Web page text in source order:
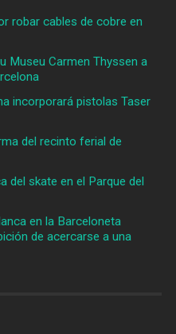
robar cables de cobre en
Museu Carmen Thyssen a
incorporará pistolas Taser
del recinto ferial de
del skate en el Parque del
en la Barceloneta
de acercarse a una